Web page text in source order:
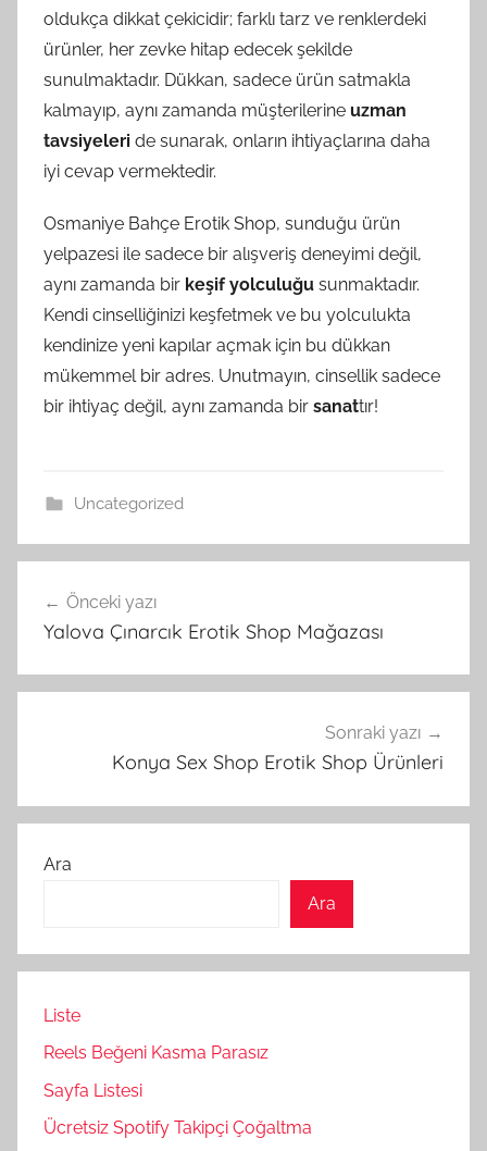
oldukça dikkat çekicidir; farklı tarz ve renklerdeki
ürünler, her zevke hitap edecek şekilde
sunulmaktadır. Dükkan, sadece ürün satmakla
kalmayıp, aynı zamanda müşterilerine uzman
tavsiyeleri de sunarak, onların ihtiyaçlarına daha
iyi cevap vermektedir.
Osmaniye Bahçe Erotik Shop, sunduğu ürün
yelpazesi ile sadece bir alışveriş deneyimi değil,
aynı zamanda bir keşif yolculuğu sunmaktadır.
Kendi cinselliğinizi keşfetmek ve bu yolculukta
kendinize yeni kapılar açmak için bu dükkan
mükemmel bir adres. Unutmayın, cinsellik sadece
bir ihtiyaç değil, aynı zamanda bir sanattır!
Uncategorized
gezinmesi
Önceki yazı
Yalova Çınarcık Erotik Shop Mağazası
Sonraki yazı
Konya Sex Shop Erotik Shop Ürünleri
Ara
Ara
Liste
Reels Beğeni Kasma Parasız
Sayfa Listesi
Ücretsiz Spotify Takipçi Çoğaltma